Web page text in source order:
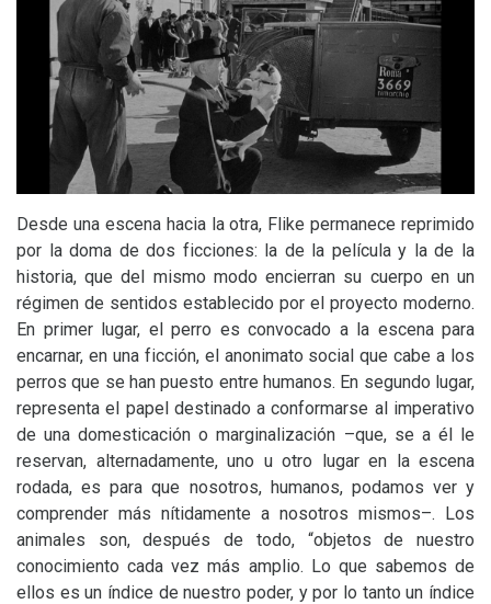
Desde una escena hacia la otra, Flike permanece reprimido
por la doma de dos ficciones: la de la película y la de la
historia, que del mismo modo encierran su cuerpo en un
régimen de sentidos establecido por el proyecto moderno.
En primer lugar, el perro es convocado a la escena para
encarnar, en una ficción, el anonimato social que cabe a los
perros que se han puesto entre humanos. En segundo lugar,
representa el papel destinado a conformarse al imperativo
de una domesticación o marginalización –que, se a él le
reservan, alternadamente, uno u otro lugar en la escena
rodada, es para que nosotros, humanos, podamos ver y
comprender más nítidamente a nosotros mismos–. Los
animales son, después de todo, “objetos de nuestro
conocimiento cada vez más amplio. Lo que sabemos de
ellos es un índice de nuestro poder, y por lo tanto un índice